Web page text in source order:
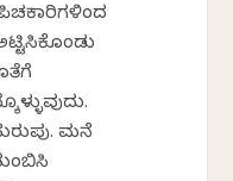
ಪಿಚಕಾರಿಗಳಿಂದ
ಮನೆ